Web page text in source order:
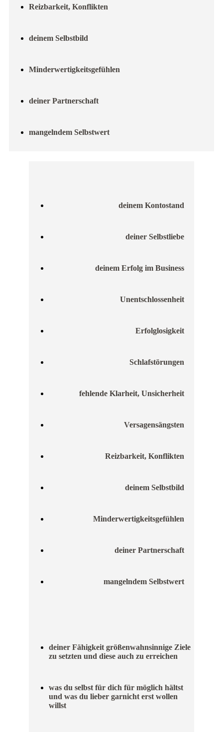
Reizbarkeit, Konflikten
deinem Selbstbild
Minderwertigkeitsgefühlen
deiner Partnerschaft
mangelndem Selbstwert
deinem Kontostand
deiner Selbstliebe
deinem Erfolg im Business
Unentschlossenheit
Erfolglosigkeit
Schlafstörungen
fehlende Klarheit, Unsicherheit
Versagensängsten
Reizbarkeit, Konflikten
deinem Selbstbild
Minderwertigkeitsgefühlen
deiner Partnerschaft
mangelndem Selbstwert
deiner Fähigkeit größenwahnsinnige Ziele
zu setzten und diese auch zu erreichen
was du selbst für dich für möglich hältst
und was du lieber garnicht erst wollen
willst